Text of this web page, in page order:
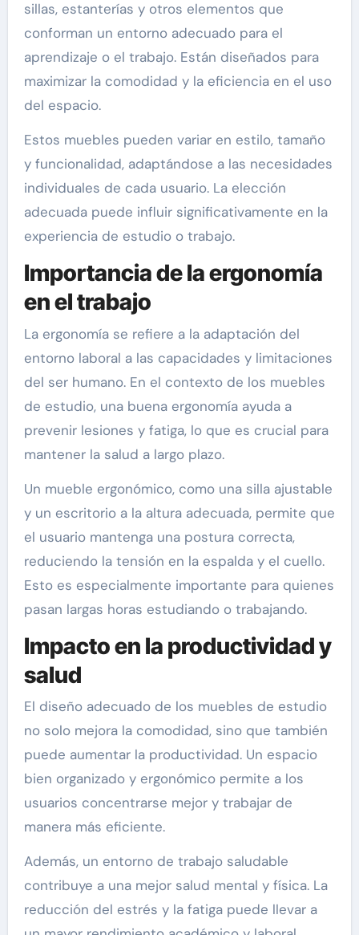
sillas, estanterías y otros elementos que
conforman un entorno adecuado para el
aprendizaje o el trabajo. Están diseñados para
maximizar la comodidad y la eficiencia en el uso
del espacio.
Estos muebles pueden variar en estilo, tamaño
y funcionalidad, adaptándose a las necesidades
individuales de cada usuario. La elección
adecuada puede influir significativamente en la
experiencia de estudio o trabajo.
Importancia de la ergonomía
en el trabajo
La ergonomía se refiere a la adaptación del
entorno laboral a las capacidades y limitaciones
del ser humano. En el contexto de los muebles
de estudio, una buena ergonomía ayuda a
prevenir lesiones y fatiga, lo que es crucial para
mantener la salud a largo plazo.
Un mueble ergonómico, como una silla ajustable
y un escritorio a la altura adecuada, permite que
el usuario mantenga una postura correcta,
reduciendo la tensión en la espalda y el cuello.
Esto es especialmente importante para quienes
pasan largas horas estudiando o trabajando.
Impacto en la productividad y
salud
El diseño adecuado de los muebles de estudio
no solo mejora la comodidad, sino que también
puede aumentar la productividad. Un espacio
bien organizado y ergonómico permite a los
usuarios concentrarse mejor y trabajar de
manera más eficiente.
Además, un entorno de trabajo saludable
contribuye a una mejor salud mental y física. La
reducción del estrés y la fatiga puede llevar a